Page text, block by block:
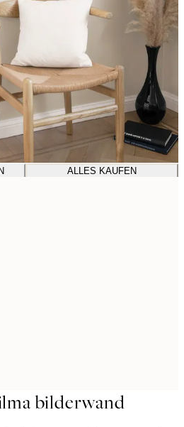
ALLES KAUFEN
bilderwand